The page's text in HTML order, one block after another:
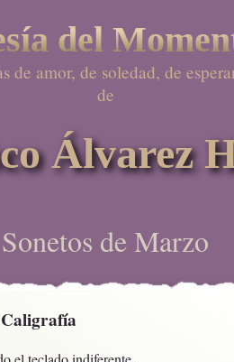
del
de amor, de soledad, de
de
Álvarez
Sonetos de Marzo